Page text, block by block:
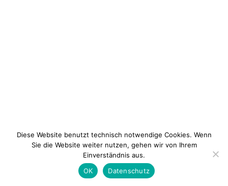
Kontakt Impressum
Diese Website benutzt technisch notwendige Cookies. Wenn
Sie die Website weiter nutzen, gehen wir von Ihrem
Einverständnis aus.
OK
Datenschutz